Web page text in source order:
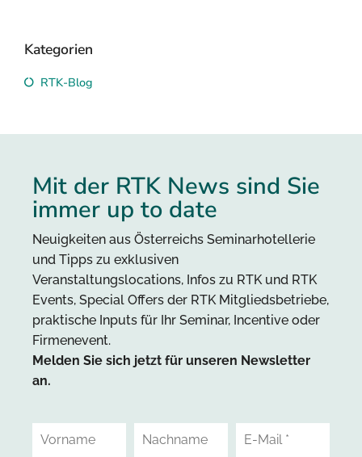
Kategorien
RTK-Blog
Mit der RTK News sind Sie
immer up to date
Neuigkeiten aus Österreichs Seminarhotellerie
und Tipps zu exklusiven
Veranstaltungslocations, Infos zu RTK und RTK
Events, Special Offers der RTK Mitgliedsbetriebe,
praktische Inputs für Ihr Seminar, Incentive oder
Firmenevent.
Melden Sie sich jetzt für unseren Newsletter
an.